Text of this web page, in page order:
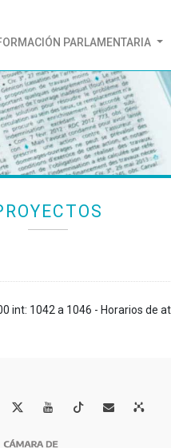
PARLAMENTARIA
int: 1042 a 1046 - Horarios de
  